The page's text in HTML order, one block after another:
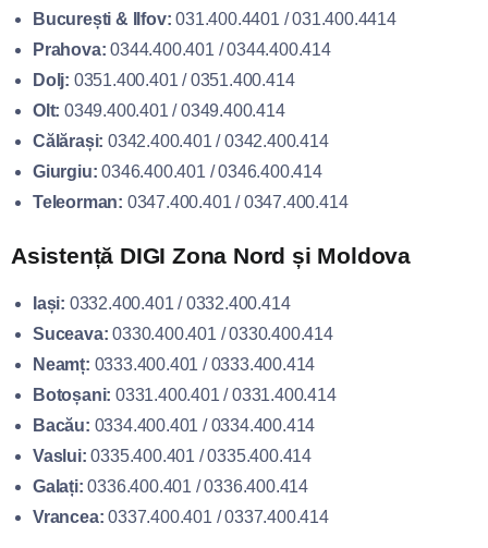
București & Ilfov: 031.400.4401 / 031.400.4414
Prahova: 0344.400.401 / 0344.400.414
Dolj: 0351.400.401 / 0351.400.414
Olt: 0349.400.401 / 0349.400.414
Călărași: 0342.400.401 / 0342.400.414
Giurgiu: 0346.400.401 / 0346.400.414
Teleorman: 0347.400.401 / 0347.400.414
Asistență DIGI Zona Nord și Moldova
Iași: 0332.400.401 / 0332.400.414
Suceava: 0330.400.401 / 0330.400.414
Neamț: 0333.400.401 / 0333.400.414
Botoșani: 0331.400.401 / 0331.400.414
Bacău: 0334.400.401 / 0334.400.414
Vaslui: 0335.400.401 / 0335.400.414
Galați: 0336.400.401 / 0336.400.414
Vrancea: 0337.400.401 / 0337.400.414